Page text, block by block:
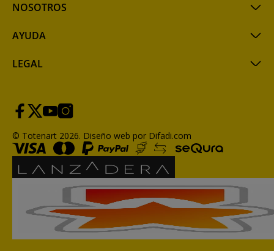
NOSOTROS
AYUDA
LEGAL
© Totenart 2026. Diseño web por Difadi.com